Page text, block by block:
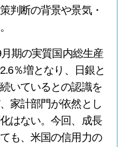
判断の背景や景気・
期の実質国内総生産
％増となり、日銀と
いているとの認識を
家計部門が依然とし
はない。今回、成長
も、米国の信用力の